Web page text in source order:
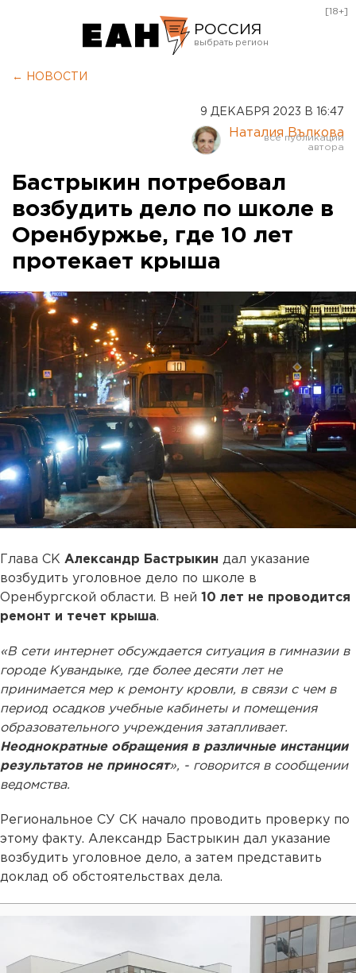
РОССИЯ
Курган
Оренбург
[18+]
← НОВОСТИ
9 ДЕКАБРЯ 2023 В 16:47
Наталия Вълкова
Бастрыкин потребовал
возбудить дело по школе в
Оренбуржье, где 10 лет
протекает крыша
Глава СК Александр Бастрыкин дал указание
возбудить уголовное дело по школе в
Оренбургской области. В ней 10 лет не проводится
ремонт и течет крыша.
«В сети интернет обсуждается ситуация в гимназии в
городе Кувандыке, где более десяти лет не
принимается мер к ремонту кровли, в связи с чем в
период осадков учебные кабинеты и помещения
образовательного учреждения затапливает.
Неоднократные обращения в различные инстанции
результатов не приносят», - говорится в сообщении
ведомства.
Региональное СУ СК начало проводить проверку по
этому факту. Александр Бастрыкин дал указание
возбудить уголовное дело, а затем представить
доклад об обстоятельствах дела.